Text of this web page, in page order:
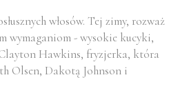
włosów. Tej zimy, rozważ
wymaganiom - wysokie kucyki,
Hawkins, fryzjerka, która
Olsen, Dakotą Johnson i